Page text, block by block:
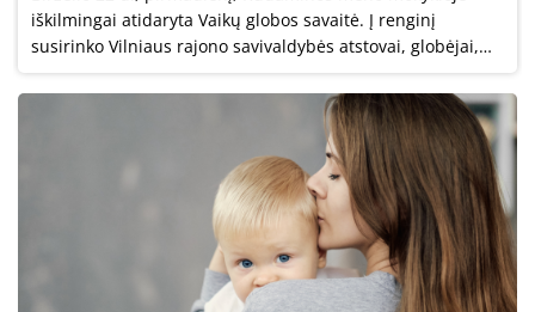
iškilmingai atidaryta Vaikų globos savaitė. Į renginį
susirinko Vilniaus rajono savivaldybės atstovai, globėjai,
budintys globotojai, šeimynų atstovai, socialiniai
partneriai, specialistai ir...